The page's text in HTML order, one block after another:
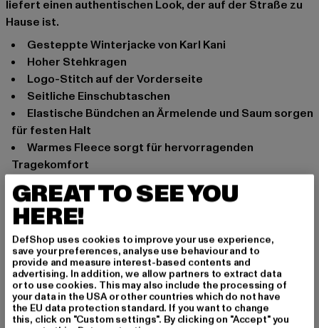
liefert einen authentischen Look, der auf der Straße zu
Hause ist.
Gesteppte Winterjacke von Karl Kani
Hoher Stehkragen
Logo-Stitch auf der Vorderseite
Seitliche Einschubtaschen
Elastische Bündchen an Ärmelende und Saum sorgen
für festen Halt
Warmes Fleece sorgt für hervorragenden
Tragekomfort
Normale Passform
Anlass: Street, Alltag, Hip Hop, Freizeit, Lässig
Verschlussarten: Reißverschluss
Marke: Karl Kani
Kat.: Down Jackets
Farbe: rot
Hersteller Farbe: dark red
Materialzusammensetzung: 100% Polyamid, 100%
Polyester
GREAT TO SEE YOU
HERE!
DefShop uses cookies to improve your use experience,
save your preferences, analyse use behaviour and to
provide and measure interest-based contents and
advertising. In addition, we allow partners to extract data
or to use cookies. This may also include the processing of
your data in the USA or other countries which do not have
the EU data protection standard. If you want to change
this, click on "Custom settings". By clicking on "Accept" you